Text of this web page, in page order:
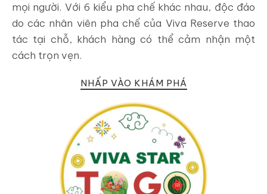
mọi người. Với 6 kiểu pha chế khác nhau, độc đáo
do các nhân viên pha chế của Viva Reserve thao
tác tại chỗ, khách hàng có thể cảm nhận một
cách trọn vẹn.
NHẤP VÀO KHÁM PHÁ